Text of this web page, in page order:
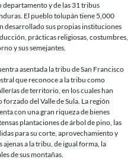
departamento y de las 31 tribus
El pueblo tolupán tiene 5,000
desarrollado sus propias instituciones
prácticas religiosas, costumbres,
y sus semejantes.
asentada la tribu de San Francisco
que reconoce a la tribu como
de territorio, en los cuales han
del Valle de Sula. La región
con una gran riqueza de bienes
plantaciones de árbol de pino, las
para su corte, aprovechamiento y
a la tribu, de igual forma, la
de sus montañas.